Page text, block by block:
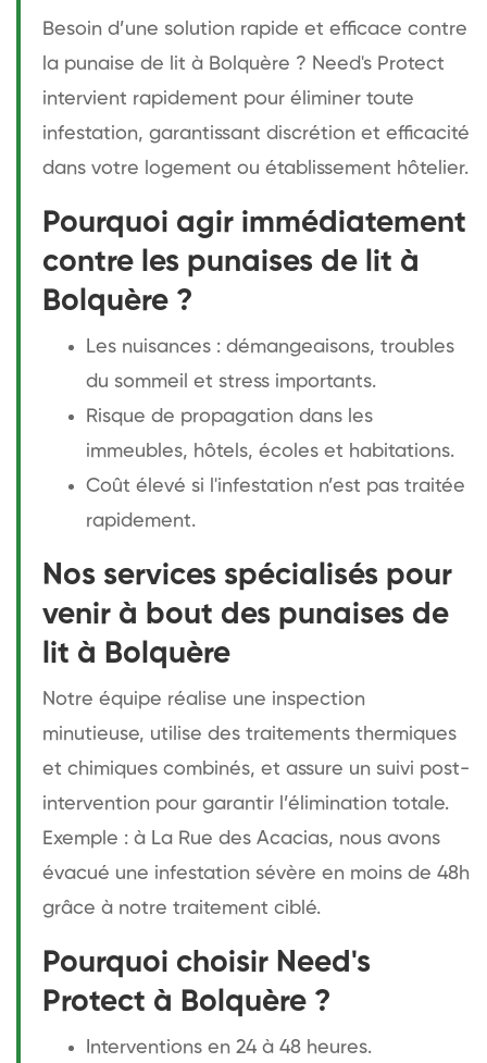
Besoin d’une solution rapide et efficace contre
la punaise de lit à Bolquère ? Need's Protect
intervient rapidement pour éliminer toute
infestation, garantissant discrétion et efficacité
dans votre logement ou établissement hôtelier.
Pourquoi agir immédiatement
contre les punaises de lit à
Bolquère ?
Les nuisances : démangeaisons, troubles
du sommeil et stress importants.
Risque de propagation dans les
immeubles, hôtels, écoles et habitations.
Coût élevé si l'infestation n’est pas traitée
rapidement.
Nos services spécialisés pour
venir à bout des punaises de
lit à Bolquère
Notre équipe réalise une inspection
minutieuse, utilise des traitements thermiques
et chimiques combinés, et assure un suivi post-
intervention pour garantir l’élimination totale.
Exemple : à La Rue des Acacias, nous avons
évacué une infestation sévère en moins de 48h
grâce à notre traitement ciblé.
Pourquoi choisir Need's
Protect à Bolquère ?
Interventions en 24 à 48 heures.